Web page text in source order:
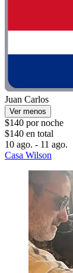
Juan Carlos
Ver menos
$140 por noche
$140 en total
10 ago. - 11 ago.
Casa Wilson